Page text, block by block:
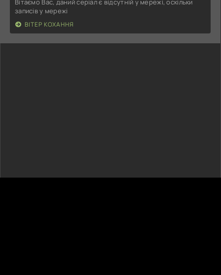
Вітаємо Вас, даний серіал є відсутній у мережі, оскільки
записів у мережі
ВІТЕР КОХАННЯ